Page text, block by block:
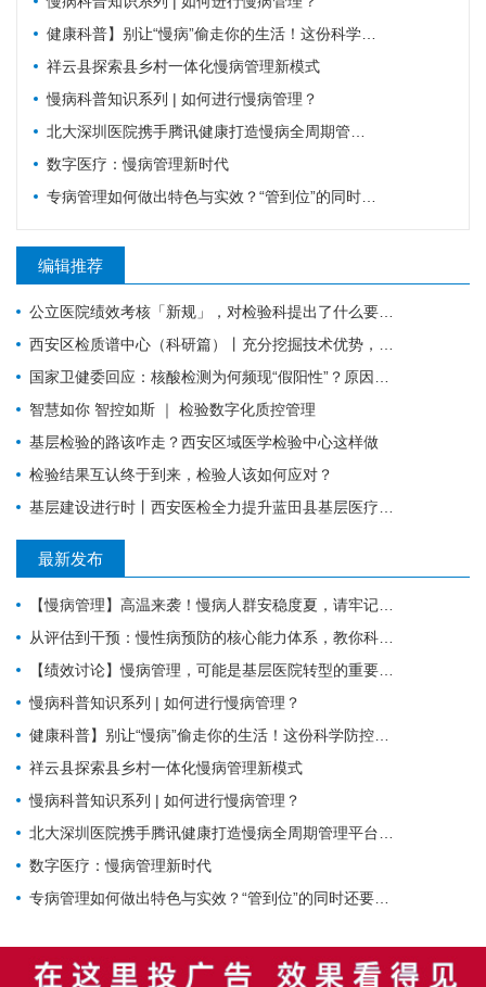
健康科普】别让“慢病”偷走你的生活！这份科学防控指南请收好
祥云县探索县乡村一体化慢病管理新模式
慢病科普知识系列 | 如何进行慢病管理？
北大深圳医院携手腾讯健康打造慢病全周期管理平台，已落地超百家社康中心
数字医疗：慢病管理新时代
专病管理如何做出特色与实效？“管到位”的同时还要“强内涵”
编辑推荐
公立医院绩效考核「新规」，对检验科提出了什么要求？
西安区检质谱中心（科研篇）丨充分挖掘技术优势，让“临床+科研”一加一大于二
国家卫健委回应：核酸检测为何频现“假阳性”？原因值得所有检验人警惕！
智慧如你 智控如斯 ｜ 检验数字化质控管理
基层检验的路该咋走？西安区域医学检验中心这样做
检验结果互认终于到来，检验人该如何应对？
基层建设进行时丨西安医检全力提升蓝田县基层医疗服务能力
最新发布
【慢病管理】高温来袭！慢病人群安稳度夏，请牢记这6件事。
从评估到干预：慢性病预防的核心能力体系，教你科学管理健康
【绩效讨论】慢病管理，可能是基层医院转型的重要入口？！
慢病科普知识系列 | 如何进行慢病管理？
健康科普】别让“慢病”偷走你的生活！这份科学防控指南请收好
祥云县探索县乡村一体化慢病管理新模式
慢病科普知识系列 | 如何进行慢病管理？
北大深圳医院携手腾讯健康打造慢病全周期管理平台，已落地超百家社康中心
数字医疗：慢病管理新时代
专病管理如何做出特色与实效？“管到位”的同时还要“强内涵”